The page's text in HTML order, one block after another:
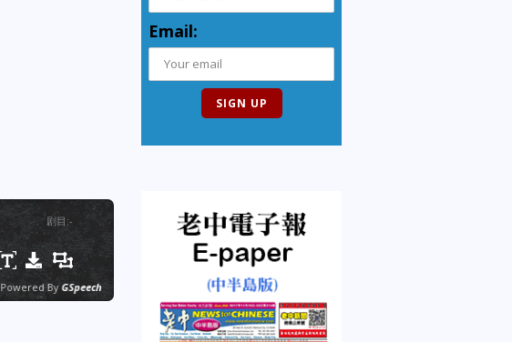
剧目 :-
Powered By GSpeech
Email: